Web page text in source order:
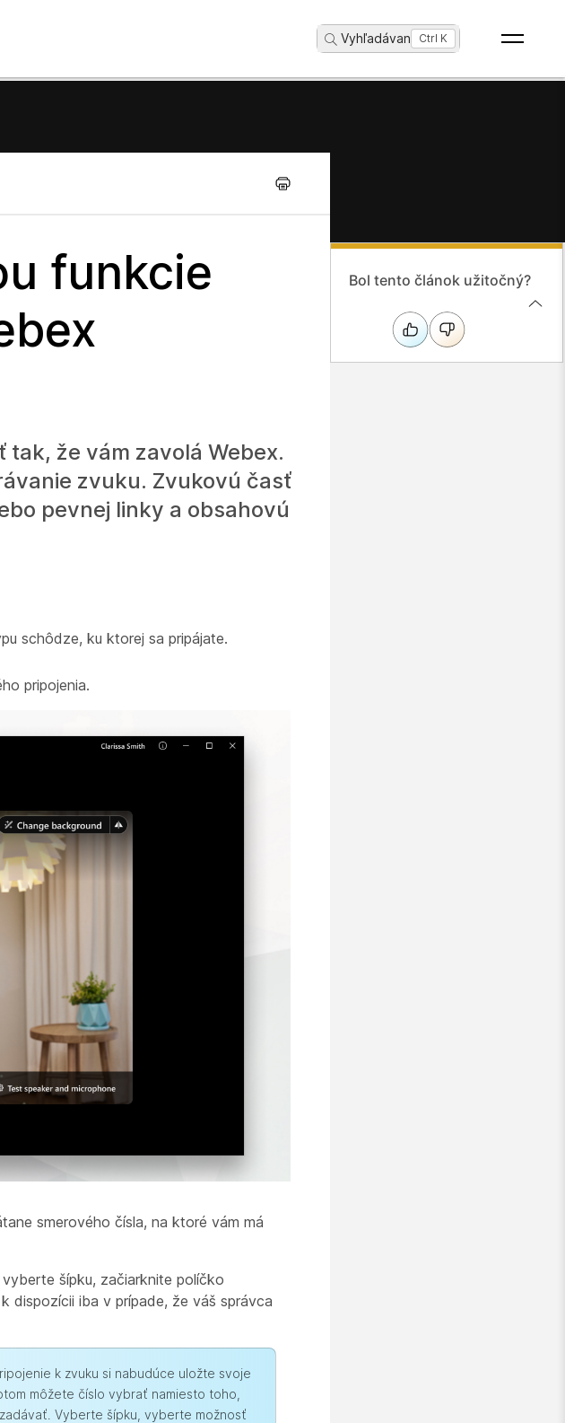
Vyhľadávanie...
Ctrl K
funkcie
že vám zavolá Webex.
zvuku. Zvukovú časť
pevnej linky a obsahovú
schôdze, ku ktorej sa pripájate.
pripojenia.
smerového čísla, na ktoré vám má
šípku, začiarknite políčko
dispozícii iba v prípade, že váš správca
k zvuku si nabudúce uložte svoje
môžete číslo vybrať namiesto toho,
Vyberte šípku, vyberte možnosť
Bol tento článok užitočný?